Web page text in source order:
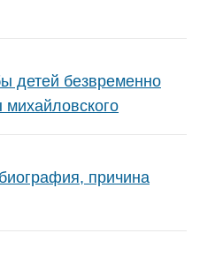
детей безвременно
причина